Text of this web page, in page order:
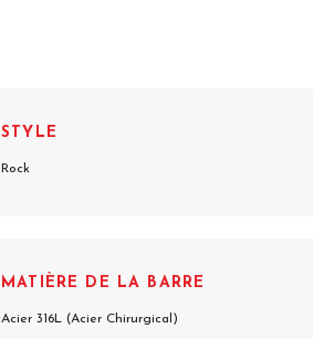
STYLE
Rock
MATIÈRE DE LA BARRE
Acier 316L (Acier Chirurgical)